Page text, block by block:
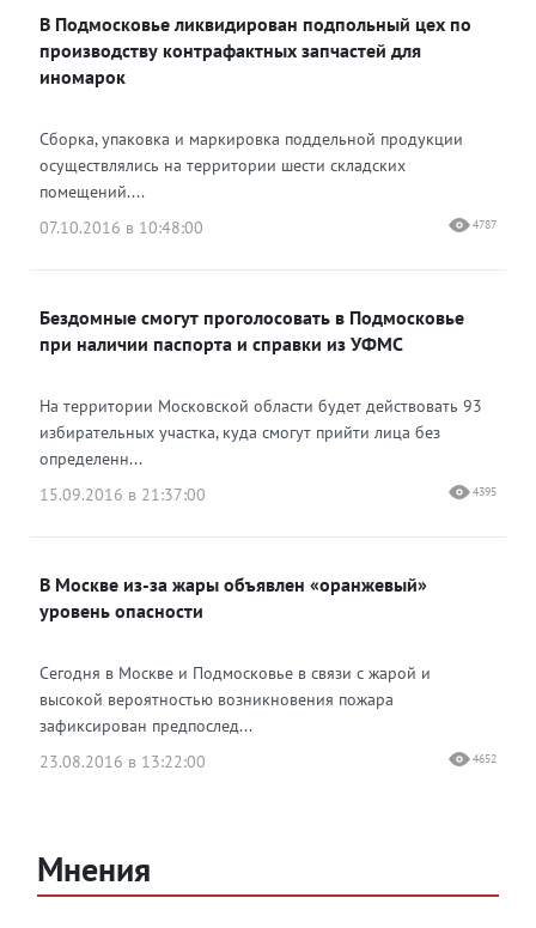
В Подмосковье ликвидирован подпольный цех по
производству контрафактных запчастей для
иномарок
Сборка, упаковка и маркировка поддельной продукции
осуществлялись на территории шести складских
помещений....
07.10.2016 в 10:48:00
4787
Бездомные смогут проголосовать в Подмосковье
при наличии паспорта и справки из УФМС
На территории Московской области будет действовать 93
избирательных участка, куда смогут прийти лица без
определенн...
15.09.2016 в 21:37:00
4395
В Москве из-за жары объявлен «оранжевый»
уровень опасности
Сегодня в Москве и Подмосковье в связи с жарой и
высокой вероятностью возникновения пожара
зафиксирован предпослед...
23.08.2016 в 13:22:00
4652
Мнения